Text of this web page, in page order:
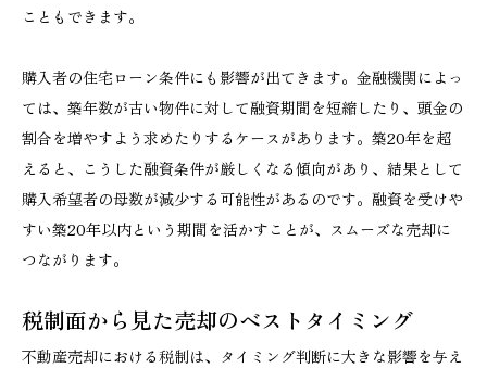
こともできます。
購入者の住宅ローン条件にも影響が出てきます。金融機関によっ
ては、築年数が古い物件に対して融資期間を短縮したり、頭金の
割合を増やすよう求めたりするケースがあります。築20年を超
えると、こうした融資条件が厳しくなる傾向があり、結果として
購入希望者の母数が減少する可能性があるのです。融資を受けや
すい築20年以内という期間を活かすことが、スムーズな売却に
つながります。
税制面から見た売却のベストタイミング
不動産売却における税制は、タイミング判断に大きな影響を与え